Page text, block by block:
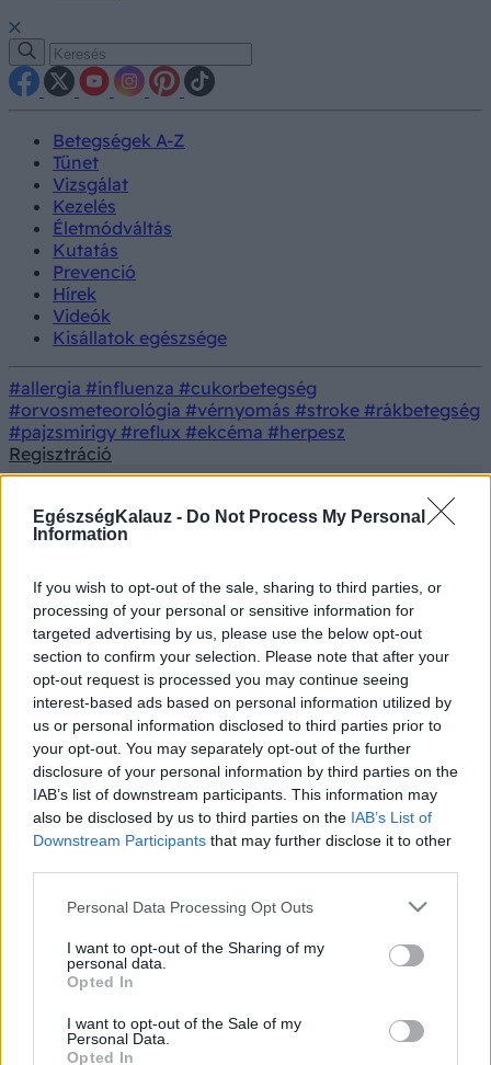
EgészségKalauz - Do Not Process My Personal
Information
If you wish to opt-out of the sale, sharing to third parties, or
processing of your personal or sensitive information for
targeted advertising by us, please use the below opt-out
section to confirm your selection. Please note that after your
opt-out request is processed you may continue seeing
interest-based ads based on personal information utilized by
us or personal information disclosed to third parties prior to
your opt-out. You may separately opt-out of the further
disclosure of your personal information by third parties on the
IAB’s list of downstream participants. This information may
also be disclosed by us to third parties on the IAB’s List of
Downstream Participants that may further disclose it to other
Please note that this website/app uses one or more Google
not limited to your visit or usage behaviour. You may click to
grant or deny consent to Google and its third-party tags to
use your data for below specified purposes in below Google
consent section.
Personal Data Processing Opt Outs
I want to opt-out of the Sharing of my
personal data.
Opted In
I want to opt-out of the Sale of my
Personal Data.
Opted In
Betegségek A-Z
Tünet
Vizsgálat
Kezelés
Életmódváltás
Kutatás
Prevenció
Hírek
Videók
Kisállatok egészsége
#allergia #influenza #cukorbetegség
#orvosmeteorológia #vérnyomás #stroke #rákbetegség
#pajzsmirigy #reflux #ekcéma #herpesz
Regisztráció
Elhízás
Elhízás okai, tünetei, vizsgálata és
kezelése
Mi az elhízás? Ezek az okai, tünetei és kezelési
lehetőségei.
Az elhízás hátterében pszichés problémáktól
számos ok állhat, ráadásul maga az elhízás okozta
állapot is eredményezhet további problémákat,
testi és lelki betegségeke. Kezelésére többféle
és a személyre szabott testedzés minden